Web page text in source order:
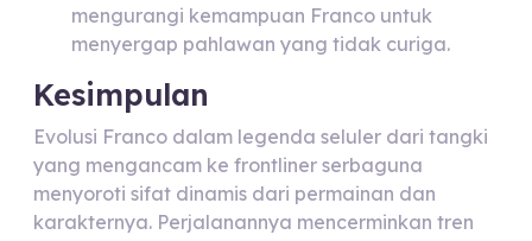
mengurangi kemampuan Franco untuk
menyergap pahlawan yang tidak curiga.
Kesimpulan
Evolusi Franco dalam legenda seluler dari tangki
yang mengancam ke frontliner serbaguna
menyoroti sifat dinamis dari permainan dan
karakternya. Perjalanannya mencerminkan tren